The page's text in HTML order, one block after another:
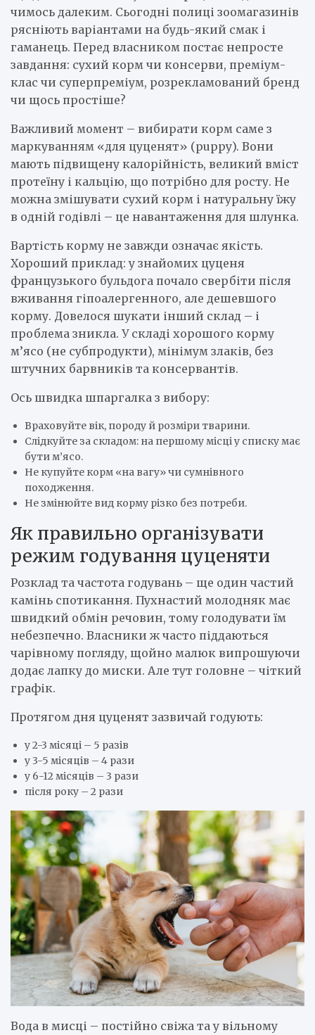
чимось далеким. Сьогодні полиці зоомагазинів
рясніють варіантами на будь-який смак і
гаманець. Перед власником постає непросте
завдання: сухий корм чи консерви, преміум-
клас чи суперпреміум, розрекламований бренд
чи щось простіше?
Важливий момент – вибирати корм саме з
маркуванням «для цуценят» (puppy). Вони
мають підвищену калорійність, великий вміст
протеїну і кальцію, що потрібно для росту. Не
можна змішувати сухий корм і натуральну їжу
в одній годівлі – це навантаження для шлунка.
Вартість корму не завжди означає якість.
Хороший приклад: у знайомих цуценя
французького бульдога почало свербіти після
вживання гіпоалергенного, але дешевшого
корму. Довелося шукати інший склад – і
проблема зникла. У складі хорошого корму
м’ясо (не субпродукти), мінімум злаків, без
штучних барвників та консервантів.
Ось швидка шпаргалка з вибору:
Враховуйте вік, породу й розміри тварини.
Слідкуйте за складом: на першому місці у списку має
бути м’ясо.
Не купуйте корм «на вагу» чи сумнівного
походження.
Не змінюйте вид корму різко без потреби.
Як правильно організувати
режим годування цуценяти
Розклад та частота годувань – ще один частий
камінь спотикання. Пухнастий молодняк має
швидкий обмін речовин, тому голодувати їм
небезпечно. Власники ж часто піддаються
чарівному погляду, щойно малюк випрошуючи
додає лапку до миски. Але тут головне – чіткий
графік.
Протягом дня цуценят зазвичай годують:
у 2-3 місяці – 5 разів
у 3-5 місяців – 4 рази
у 6-12 місяців – 3 рази
після року – 2 рази
Вода в мисці – постійно свіжа та у вільному